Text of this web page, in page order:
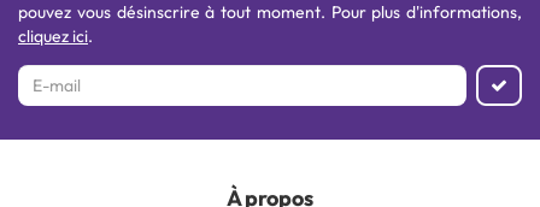
pouvez vous désinscrire à tout moment. Pour plus d'informations,
cliquez ici.
À propos